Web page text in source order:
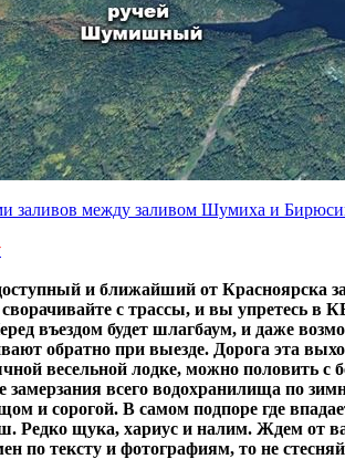
заливов между заливом Шумиха и
и ближайший от Красноярска
с трассы, и вы упретесь в
въездом будет шлагбаум, и даже
обратно при выезде. Дорога эта
весельной лодке, можно половить
замерзания всего водохранилища по
и сорогой. В самом подпоре где
Редко щука, хариус и налим. Ждем от
по тексту и фотографиям, то не